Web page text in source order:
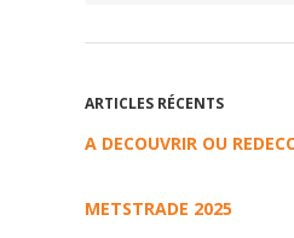
ARTICLES RÉCENTS
A DECOUVRIR OU
METSTRADE 2025